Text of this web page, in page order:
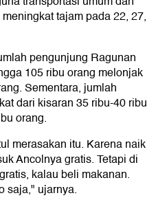
tajam pada 22, 27,
pengunjung Ragunan
105 ribu orang melonjak
Sementara, jumlah
dari kisaran 35 ribu-40 ribu
orang.
merasakan itu. Karena naik
Ancolnya gratis. Tetapi di
kalau beli makanan.
saja," ujarnya.